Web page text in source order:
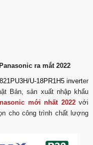
ra mắt 2022
U-18PR1H5inverter
Bản, sản xuất nhập khẩu
mới nhất 2022với
cho công trình chất lượng